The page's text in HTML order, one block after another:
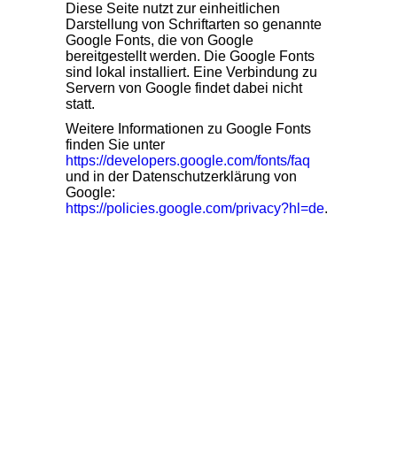
Diese Seite nutzt zur einheitlichen
Darstellung von Schriftarten so genannte
Google Fonts, die von Google
bereitgestellt werden. Die Google Fonts
sind lokal installiert. Eine Verbindung zu
Servern von Google findet dabei nicht
statt.
Weitere Informationen zu Google Fonts
finden Sie unter
https://developers.google.com/fonts/faq
und in der Datenschutzerklärung von
Google:
https://policies.google.com/privacy?hl=de.